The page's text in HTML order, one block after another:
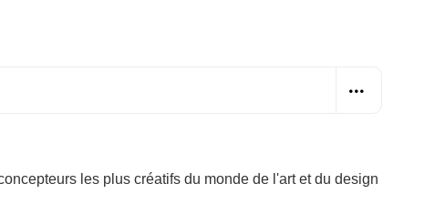
les plus créatifs du monde de l'art et du design